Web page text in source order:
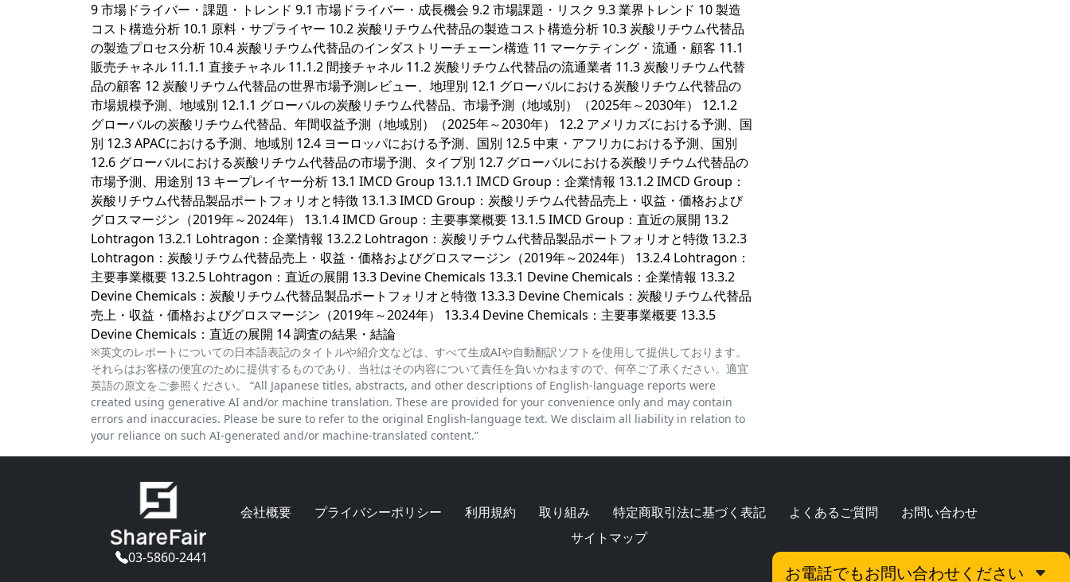
お電話でもお問い合わせください
9 市場ドライバー・課題・トレンド 9.1 市場ドライバー・成長機会 9.2 市場課題・リスク 9.3 業界トレンド 10 製造
コスト構造分析 10.1 原料・サプライヤー 10.2 炭酸リチウム代替品の製造コスト構造分析 10.3 炭酸リチウム代替品
の製造プロセス分析 10.4 炭酸リチウム代替品のインダストリーチェーン構造 11 マーケティング・流通・顧客 11.1
販売チャネル 11.1.1 直接チャネル 11.1.2 間接チャネル 11.2 炭酸リチウム代替品の流通業者 11.3 炭酸リチウム代替
品の顧客 12 炭酸リチウム代替品の世界市場予測レビュー、地理別 12.1 グローバルにおける炭酸リチウム代替品の
市場規模予測、地域別 12.1.1 グローバルの炭酸リチウム代替品、市場予測（地域別）（2025年～2030年） 12.1.2
グローバルの炭酸リチウム代替品、年間収益予測（地域別）（2025年～2030年） 12.2 アメリカズにおける予測、国
別 12.3 APACにおける予測、地域別 12.4 ヨーロッパにおける予測、国別 12.5 中東・アフリカにおける予測、国別
12.6 グローバルにおける炭酸リチウム代替品の市場予測、タイプ別 12.7 グローバルにおける炭酸リチウム代替品の
市場予測、用途別 13 キープレイヤー分析 13.1 IMCD Group 13.1.1 IMCD Group：企業情報 13.1.2 IMCD Group：
炭酸リチウム代替品製品ポートフォリオと特徴 13.1.3 IMCD Group：炭酸リチウム代替品売上・収益・価格および
グロスマージン（2019年～2024年） 13.1.4 IMCD Group：主要事業概要 13.1.5 IMCD Group：直近の展開 13.2
Lohtragon 13.2.1 Lohtragon：企業情報 13.2.2 Lohtragon：炭酸リチウム代替品製品ポートフォリオと特徴 13.2.3
Lohtragon：炭酸リチウム代替品売上・収益・価格およびグロスマージン（2019年～2024年） 13.2.4 Lohtragon：
主要事業概要 13.2.5 Lohtragon：直近の展開 13.3 Devine Chemicals 13.3.1 Devine Chemicals：企業情報 13.3.2
Devine Chemicals：炭酸リチウム代替品製品ポートフォリオと特徴 13.3.3 Devine Chemicals：炭酸リチウム代替品
売上・収益・価格およびグロスマージン（2019年～2024年） 13.3.4 Devine Chemicals：主要事業概要 13.3.5
Devine Chemicals：直近の展開 14 調査の結果・結論
※英文のレポートについての日本語表記のタイトルや紹介文などは、すべて生成AIや自動翻訳ソフトを使用して提供しております。
それらはお客様の便宜のために提供するものであり、当社はその内容について責任を負いかねますので、何卒ご了承ください。適宜
英語の原文をご参照ください。 “All Japanese titles, abstracts, and other descriptions of English-language reports were
created using generative AI and/or machine translation. These are provided for your convenience only and may contain
errors and inaccuracies. Please be sure to refer to the original English-language text. We disclaim all liability in relation to
your reliance on such AI-generated and/or machine-translated content.”
03-5860-2441
会社概要 プライバシーポリシー 利用規約 取り組み 特定商取引法に基づく表記 よくあるご質問
お問い合わせ
サイトマップ